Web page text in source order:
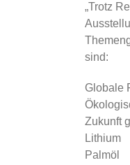
„Trotz
sind:
Globale
Zukunft
Lithium
Palmöl